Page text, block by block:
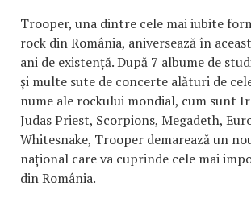
Trooper, una dintre cele mai iubite
rock din România, aniversează în
ani de existență. După 7 albume de
și multe sute de concerte alături de
nume ale rockului mondial, cum sunt
Judas Priest, Scorpions, Megadeth,
Whitesnake, Trooper demarează un
național care va cuprinde cele mai
din România.